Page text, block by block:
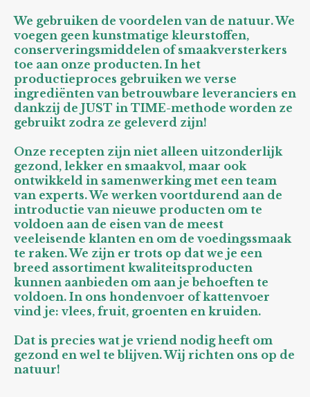
We gebruiken de voordelen van de natuur. We
voegen geen kunstmatige kleurstoffen,
conserveringsmiddelen of smaakversterkers
toe aan onze producten. In het
productieproces gebruiken we verse
ingrediënten van betrouwbare leveranciers en
dankzij de JUST in TIME-methode worden ze
gebruikt zodra ze geleverd zijn!
Onze recepten zijn niet alleen uitzonderlijk
gezond, lekker en smaakvol, maar ook
ontwikkeld in samenwerking met een team
van experts. We werken voortdurend aan de
introductie van nieuwe producten om te
voldoen aan de eisen van de meest
veeleisende klanten en om de voedingssmaak
te raken. We zijn er trots op dat we je een
breed assortiment kwaliteitsproducten
kunnen aanbieden om aan je behoeften te
voldoen. In ons hondenvoer of kattenvoer
vind je: vlees, fruit, groenten en kruiden.
Dat is precies wat je vriend nodig heeft om
gezond en wel te blijven. Wij richten ons op de
natuur!